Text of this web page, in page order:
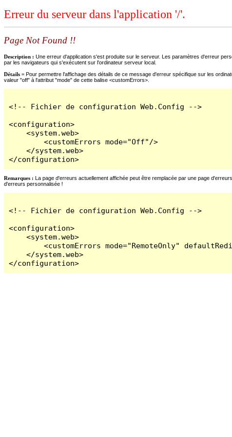
Erreur du serveur dans l'application '/'.
Page Not Found !!
Description : Une erreur d'application s'est produite sur le serveur. Les paramètres d'erreur
par les navigateurs qui s'exécutent sur l'ordinateur serveur local.
Détails = Pour permettre l'affichage des détails de ce message d'erreur spécifique sur les
valeur "off" à l'attribut "mode" de cette balise <customErrors>.
<!-- Fichier de configuration Web.Config -->
<configuration>
    <system.web>
        <customErrors mode="Off"/>
    </system.web>
</configuration>
Remarques : La page d'erreurs actuellement affichée peut être remplacée par une page
d'erreurs personnalisée !
<!-- Fichier de configuration Web.Config -->
<configuration>
    <system.web>
<customErrors mode="RemoteOnly"
    </system.web>
</configuration>